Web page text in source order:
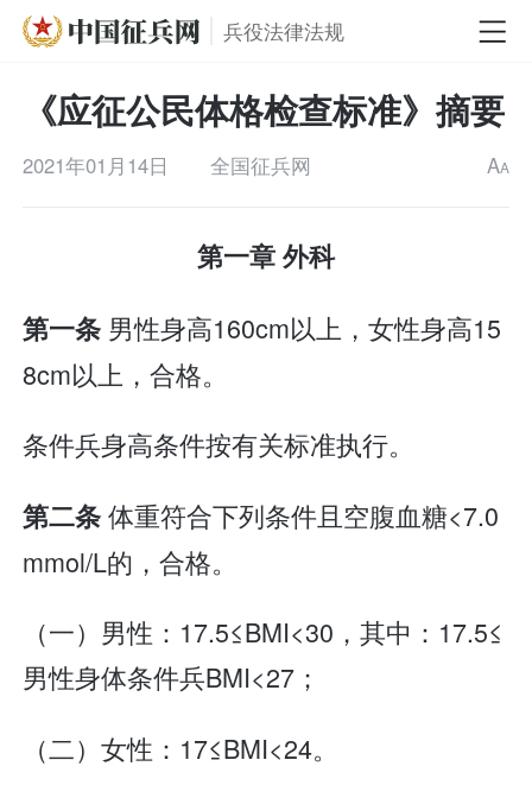
兵役法律法规
《应征公民体格检查标准》摘要
2021年01月14日 全国征兵网 AA
第一章 外科
第一条 男性身高160cm以上，女性身高15
8cm以上，合格。
条件兵身高条件按有关标准执行。
第二条体重符合下列条件且空腹血糖<7.0
mmol/L的，合格。
（一）男性：17.5≤BMI<30，其中：17.5≤
男性身体条件兵BMI<27；
（二）女性：17≤BMI<24。